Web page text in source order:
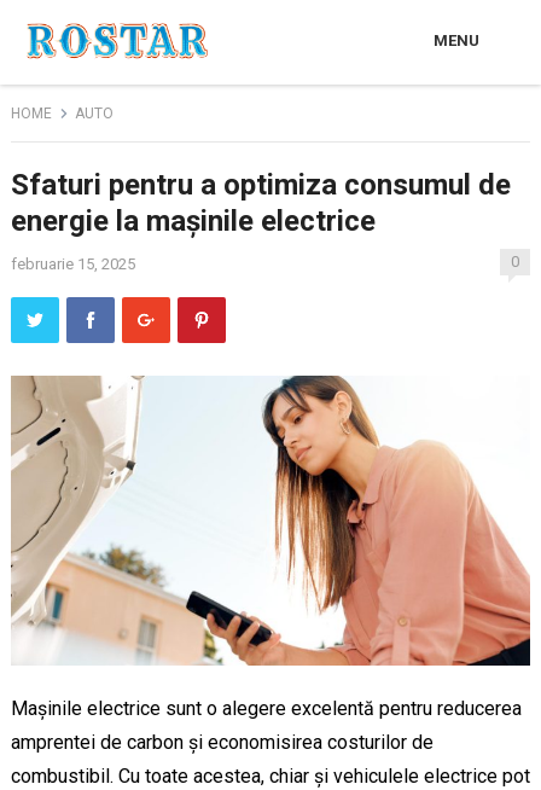
MENU
HOME AUTO
Sfaturi pentru a optimiza consumul de
energie la mașinile electrice
februarie 15, 2025 0
Mașinile electrice sunt o alegere excelentă pentru reducerea
amprentei de carbon și economisirea costurilor de
combustibil. Cu toate acestea, chiar și vehiculele electrice pot